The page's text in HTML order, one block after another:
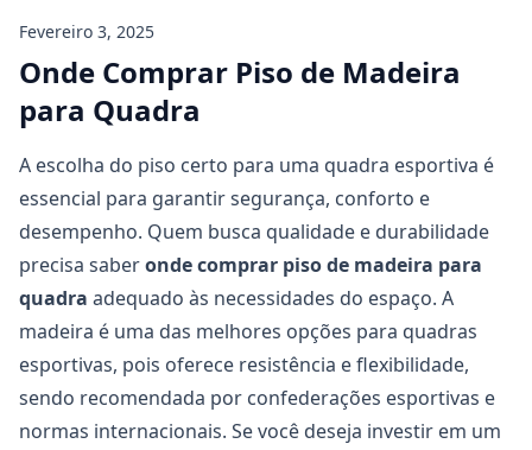
Fevereiro 3, 2025
Onde Comprar Piso de Madeira
para Quadra
A escolha do piso certo para uma quadra esportiva é
essencial para garantir segurança, conforto e
desempenho. Quem busca qualidade e durabilidade
precisa saberonde comprar piso de madeira para
quadra adequado às necessidades do espaço. A
madeira é uma das melhores opções para quadras
esportivas, pois oferece resistência e flexibilidade,
sendo recomendada por confederações esportivas e
normas internacionais. Se você deseja investir em um